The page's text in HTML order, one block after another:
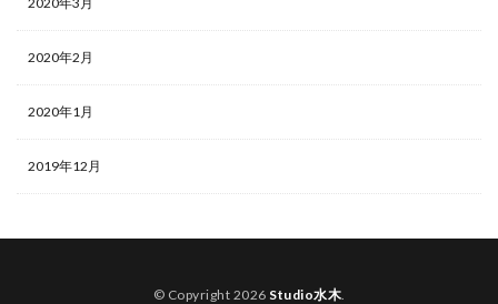
2020年2月
2020年1月
2019年12月
© Copyright 2026 Studio水木